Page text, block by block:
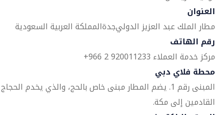
العنوان
مطار الملك عبد العزيز الدوليجدةالمملكة العربية السعودية
رقم الهاتف
مركز خدمة العملاء 920011233 2 966+
محطة فلاي دبي
المبنى رقم 1. يضم المطار مبنى خاص بالحج، والذي يخدم الحجاج
القادمين إلى مكة.